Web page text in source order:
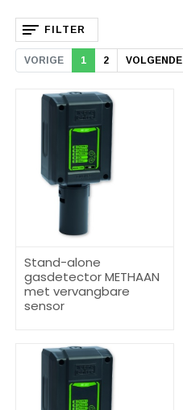
FILTER
VORIGE 1 2 VOLGENDE
Stand-alone
gasdetector METHAAN
met vervangbare
sensor